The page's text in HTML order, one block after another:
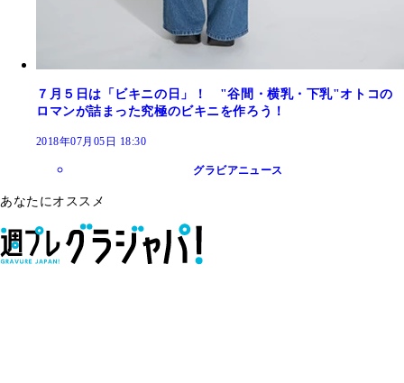
７月５日は「ビキニの日」！ "谷間・横乳・下乳"オトコの
ロマンが詰まった究極のビキニを作ろう！
2018年07月05日 18:30
グラビアニュース
あなたにオススメ